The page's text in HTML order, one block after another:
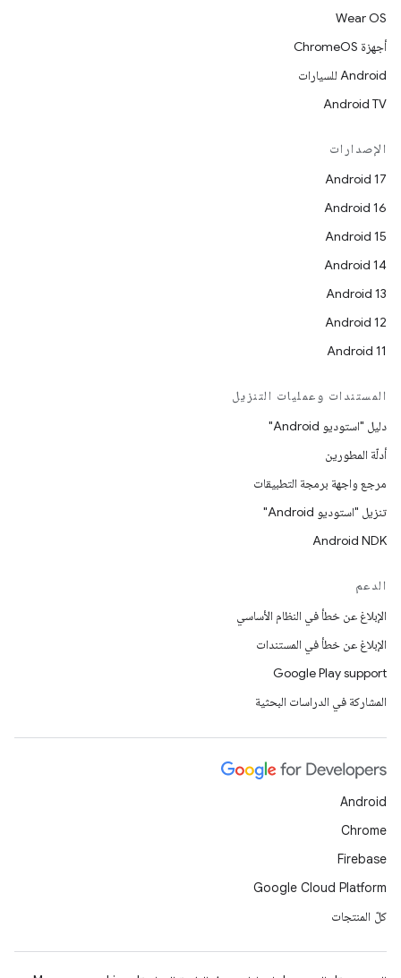
Wear OS
أجهزة ChromeOS
Android للسيارات
Android TV
الإصدارات
Android 17
Android 16
Android 15
Android 14
Android 13
Android 12
Android 11
المستندات وعمليات التنزيل
دليل "استوديو Android"
أدلّة المطورين
مرجع واجهة برمجة التطبيقات
تنزيل "استوديو Android"
Android NDK
الدعم
الإبلاغ عن خطأ في النظام الأساسي
الإبلاغ عن خطأ في المستندات
Google Play support
المشاركة في الدراسات البحثية
Android
Chrome
Firebase
Google Cloud Platform
كلّ المنتجات